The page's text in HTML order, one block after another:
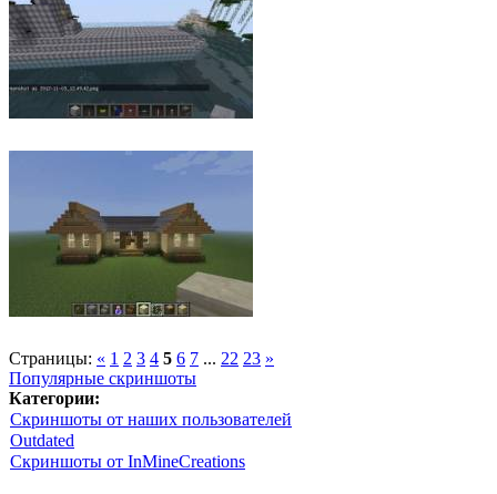
Страницы: « 1 2 3 4 5 6 7 ... 22 23 »
Популярные скриншоты
Категории:
Скриншоты от наших пользователей
Outdated
Скриншоты от InMineCreations